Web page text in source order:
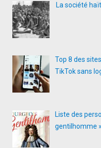
La société
Top 8 des
TikTok sans
Liste des
gentilhomme